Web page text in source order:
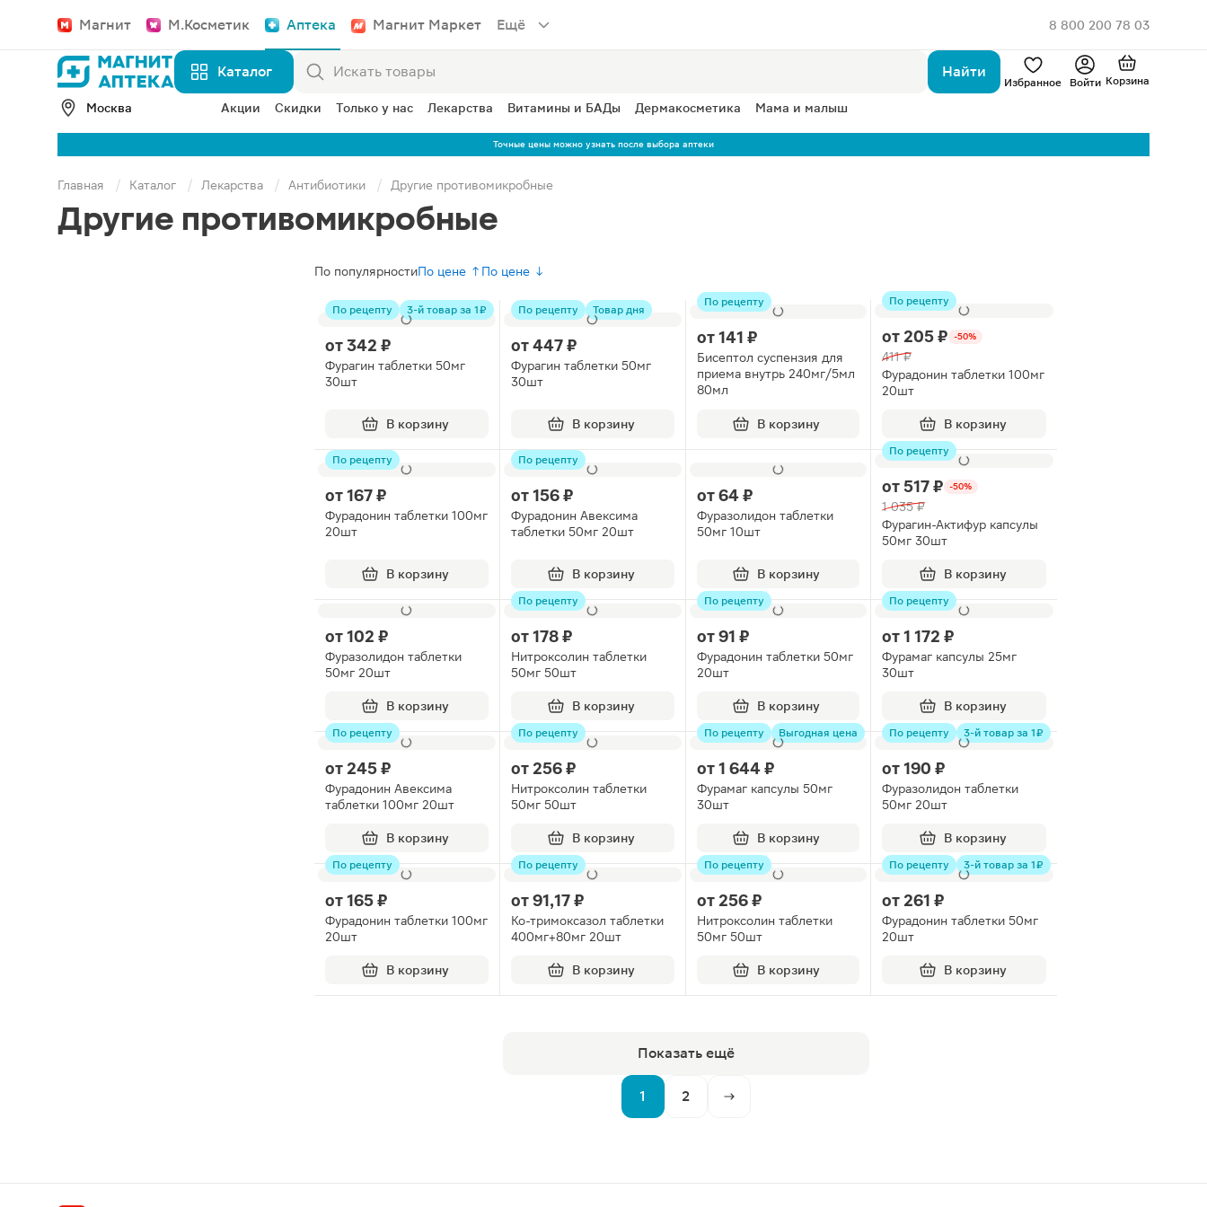
Магнит М.Косметик Аптека Магнит Маркет Ещё 8 800 200 78 03
Каталог Найти
Избранное Войти Корзина
Москва Акции Скидки Только у нас Лекарства Витамины и БАДы Дермакосметика Мама и малыш
Точные цены можно узнать после выбора аптеки
Главная Каталог Лекарства Антибиотики Другие противомикробные
Другие противомикробные
По популярностиПо цене ↑ По цене ↓
По рецепту 3-й товар за 1 ₽
от342 ₽
Фурагин таблетки 50мг
30шт
В корзину
По рецепту Товар дня
от447 ₽
Фурагин таблетки 50мг
30шт
В корзину
По рецепту
от141 ₽
Бисептол суспензия для
приема внутрь 240мг/5мл
80мл
В корзину
По рецепту
от 205 ₽ -50%
411 ₽
Фурадонин таблетки 100мг
20шт
В корзину
По рецепту
от167 ₽
Фурадонин таблетки 100мг
20шт
В корзину
По рецепту
от156 ₽
Фурадонин Авексима
таблетки 50мг 20шт
В корзину
от64 ₽
Фуразолидон таблетки
50мг 10шт
В корзину
По рецепту
от517 ₽ -50%
1 035 ₽
Фурагин-Актифур капсулы
50мг 30шт
В корзину
от102 ₽
Фуразолидон таблетки
50мг 20шт
В корзину
По рецепту
от178 ₽
Нитроксолин таблетки
50мг 50шт
В корзину
По рецепту
от91 ₽
Фурадонин таблетки 50мг
20шт
В корзину
По рецепту
от1 172 ₽
Фурамаг капсулы 25мг
30шт
В корзину
По рецепту
от 245 ₽
Фурадонин Авексима
таблетки 100мг 20шт
В корзину
По рецепту
от 256 ₽
Нитроксолин таблетки
50мг 50шт
В корзину
По рецепту Выгодная цена
от1 644 ₽
Фурамаг капсулы 50мг
30шт
В корзину
По рецепту 3-й товар за 1 ₽
от190 ₽
Фуразолидон таблетки
50мг 20шт
В корзину
По рецепту
от165 ₽
Фурадонин таблетки 100мг
20шт
В корзину
По рецепту
от91,17 ₽
Ко-тримоксазол таблетки
400мг+80мг 20шт
В корзину
По рецепту
от 256 ₽
Нитроксолин таблетки
50мг 50шт
В корзину
По рецепту 3-й товар за 1 ₽
от 261 ₽
Фурадонин таблетки 50мг
20шт
В корзину
Показать ещё
1 2